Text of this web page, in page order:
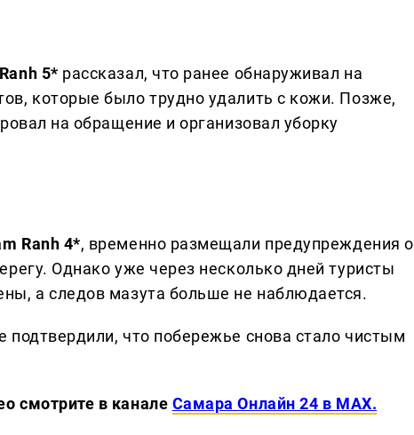
5* рассказал, что ранее обнаруживал на
которые было трудно удалить с кожи. Позже,
на обращение и организовал уборку
Ranh 4*, временно размещали предупреждения о
Однако уже через несколько дней туристы
а следов мазута больше не наблюдается.
подтвердили, что побережье снова стало чистым
смотрите в канале Самара Онлайн 24 в MAX.